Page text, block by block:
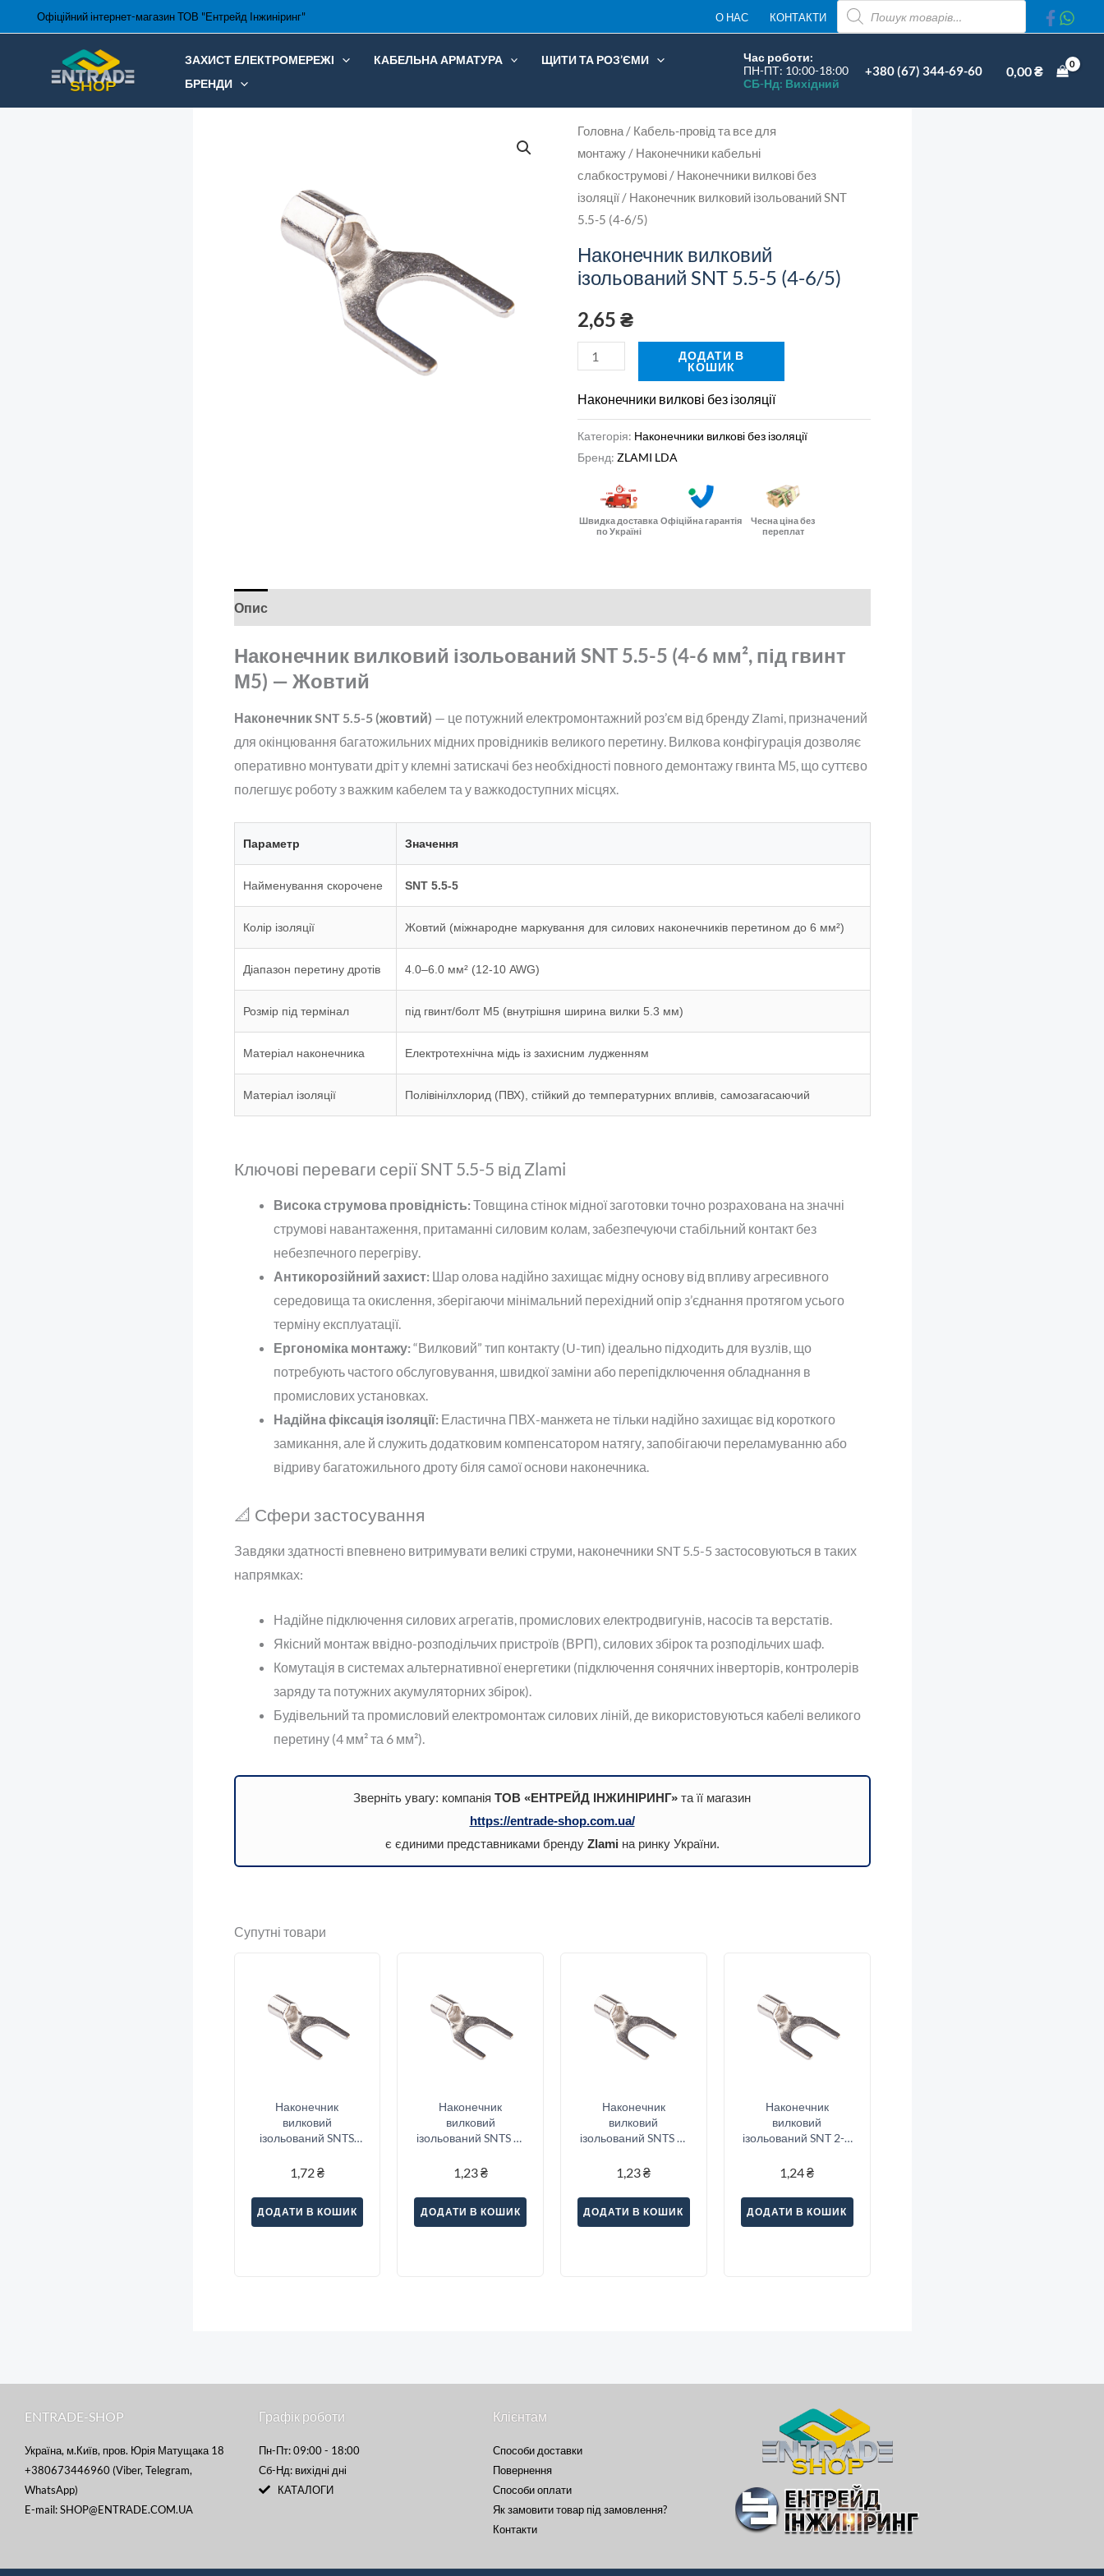
Перейти
до
Офіційний інтернет-магазин ТОВ "Ентрейд Інжиніринг" О НАС КОНТАКТИ
ПОШУК
ТОВАРІВ
ЗАХИСТ ЕЛЕКТРОМЕРЕЖІ КАБЕЛЬНА АРМАТУРА
ЩИТИ ТА РОЗ’ЄМИ
БРЕНДИ
Час роботи:
ПН-ПТ: 10:00-18:00
СБ-Нд: Вихідний
+380 (67) 344-69-60 0,00₴
Головна / Кабель-провід та все для
монтажу / Наконечники кабельні
слабкострумові / Наконечники вилкові без
ізоляції / Наконечник вилковий ізольований SNT
5.5-5 (4-6/5)
Наконечник вилковий
ізольований SNT 5.5-5 (4-6/5)
2,65 ₴
Наконечник
вилковий
ізольований
SNT
5.5-
5
(4-
кількість
ДОДАТИ В
КОШИК
Наконечники вилкові без ізоляції
Категорія: Наконечники вилкові без ізоляції
Бренд: ZLAMI LDA
Швидка доставка
по Україні
Офіційна гарантія
Чесна ціна без
переплат
Опис
Наконечник вилковий ізольований SNT 5.5-5 (4-6 мм², під гвинт
М5) — Жовтий
Наконечник SNT 5.5-5 (жовтий) — це потужний електромонтажний роз’єм від бренду Zlami, призначений
для окінцювання багатожильних мідних провідників великого перетину. Вилкова конфігурація дозволяє
оперативно монтувати дріт у клемні затискачі без необхідності повного демонтажу гвинта М5, що суттєво
полегшує роботу з важким кабелем та у важкодоступних місцях.
Параметр Значення
Найменування скорочене SNT 5.5-5
Колір ізоляції Жовтий (міжнародне маркування для силових наконечників перетином до 6 мм²)
Діапазон перетину дротів 4.0–6.0 мм² (12-10 AWG)
Розмір під термінал під гвинт/болт М5 (внутрішня ширина вилки 5.3 мм)
Матеріал наконечника Електротехнічна мідь із захисним лудженням
Матеріал ізоляції Полівінілхлорид (ПВХ), стійкий до температурних впливів, самозагасаючий
Ключові переваги серії SNT 5.5-5 від Zlami
Висока струмова провідність: Товщина стінок мідної заготовки точно розрахована на значні
струмові навантаження, притаманні силовим колам, забезпечуючи стабільний контакт без
небезпечного перегріву.
Антикорозійний захист: Шар олова надійно захищає мідну основу від впливу агресивного
середовища та окислення, зберігаючи мінімальний перехідний опір з’єднання протягом усього
терміну експлуатації.
Ергономіка монтажу: “Вилковий” тип контакту (U-тип) ідеально підходить для вузлів, що
потребують частого обслуговування, швидкої заміни або перепідключення обладнання в
промислових установках.
Надійна фіксація ізоляції: Еластична ПВХ-манжета не тільки надійно захищає від короткого
замикання, але й служить додатковим компенсатором натягу, запобігаючи переламуванню або
відриву багатожильного дроту біля самої основи наконечника.
📐 Сфери застосування
Завдяки здатності впевнено витримувати великі струми, наконечники SNT 5.5-5 застосовуються в таких
напрямках:
Надійне підключення силових агрегатів, промислових електродвигунів, насосів та верстатів.
Якісний монтаж ввідно-розподільчих пристроїв (ВРП), силових збірок та розподільчих шаф.
Комутація в системах альтернативної енергетики (підключення сонячних інверторів, контролерів
заряду та потужних акумуляторних збірок).
Будівельний та промисловий електромонтаж силових ліній, де використовуються кабелі великого
перетину (4 мм² та 6 мм²).
Зверніть увагу: компанія ТОВ «ЕНТРЕЙД ІНЖИНІРИНГ» та її магазин
https://entrade-shop.com.ua/
є єдиними представниками бренду Zlami на ринку України.
Супутні товари
Наконечник
вилковий
ізольований SNTS
1,72₴
ДОДАТИ В КОШИК
Наконечник
вилковий
ізольований SNTS 2-
1,23₴
ДОДАТИ В КОШИК
Наконечник
вилковий
ізольований SNTS 2-
1,23₴
ДОДАТИ В КОШИК
Наконечник
вилковий
ізольований SNT 2-3
1,24₴
ДОДАТИ В КОШИК
ENTRADE-SHOP
Україна, м.Київ, пров. Юрія Матущака 18
+380673446960 (Viber, Telegram,
WhatsApp)
E-mail: SHOP@ENTRADE.COM.UA
Графік роботи
Пн-Пт: 09:00 - 18:00
Сб-Нд: вихідні дні
КАТАЛОГИ
Клієнтам
Способи доставки
Повернення
Способи оплати
Як замовити товар під замовлення?
Контакти
SNT